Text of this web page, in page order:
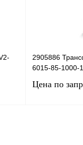
2905886
6015-85-1000-
Цена по